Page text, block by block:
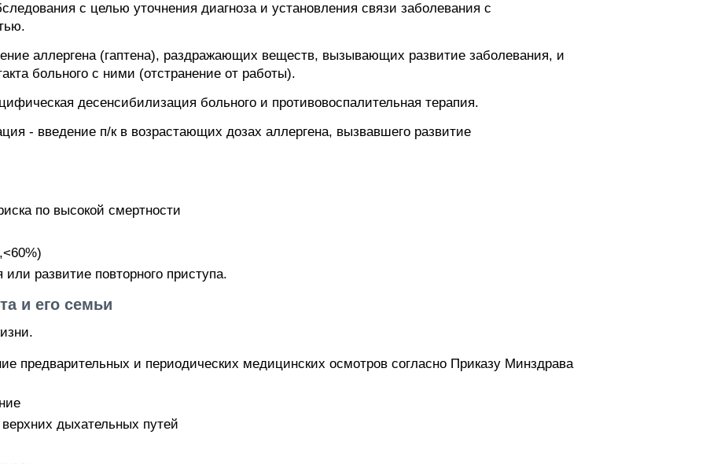
с целью уточнения диагноза и установления связи заболевания с
аллергена (гаптена), раздражающих веществ, вызывающих развитие заболевания, и
больного с ними (отстранение от работы).
десенсибилизация больного и противовоспалительная терапия.
- введение п/к в возрастающих дозах аллергена, вызвавшего развитие
по высокой смертности
развитие повторного приступа.
и его семьи
предварительных и периодических медицинских осмотров согласно Приказу Минздрава
дыхательных путей